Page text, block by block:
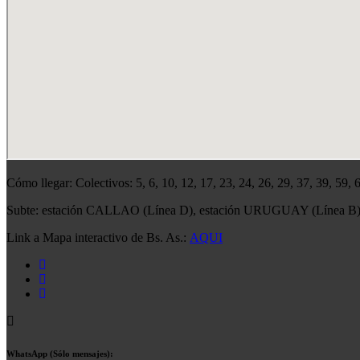
Cómo llegar: Colectivos: 5, 6, 10, 12, 17, 23, 24, 26, 29, 37, 39,
Subte: estación CALLAO (Línea D), estación URUGUAY (Línea B)
Link a Mapa interactivo de Bs. As.: AQUI
WhatsApp (Sólo mensajes):